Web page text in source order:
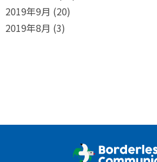
2019年9月 (20)
2019年8月 (3)